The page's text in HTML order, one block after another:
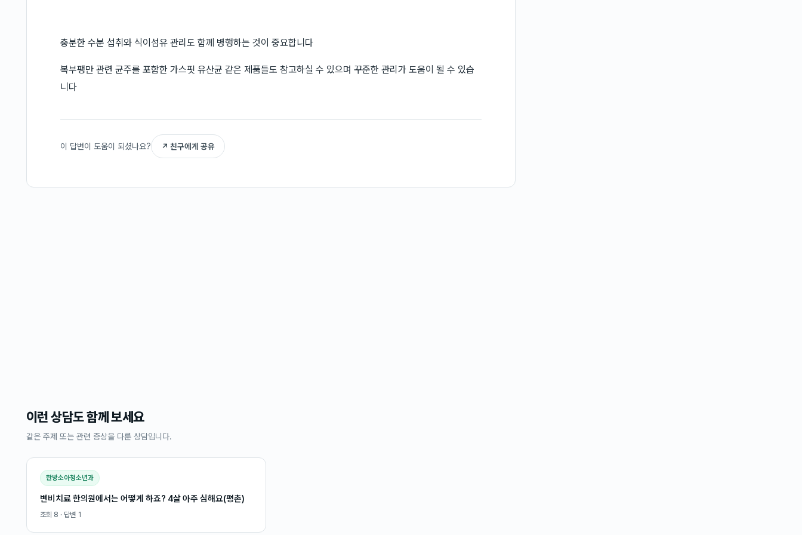
충분한 수분 섭취와 식이섬유 관리도 함께 병행하는 것이 중요합니다
복부팽만 관련 균주를 포함한 가스핏 유산균 같은 제품들도 참고하실 수 있으며 꾸준한 관리가 도움이 될 수 있습
니다
이 답변이 도움이 되셨나요? ↗ 친구에게 공유
이런 상담도 함께 보세요
같은 주제 또는 관련 증상을 다룬 상담입니다.
한방소아청소년과
변비치료 한의원에서는 어떻게 하죠? 4살 아주 심해요(평촌)
조회 8 · 답변 1